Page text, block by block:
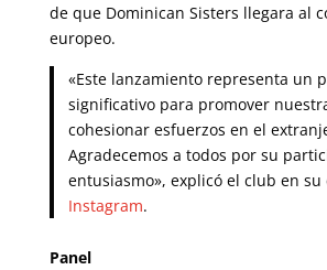
de que Dominican Sisters llegara al
europeo.
«Este lanzamiento representa un
significativo para promover
cohesionar esfuerzos en el
Agradecemos a todos por su
entusiasmo», explicó el club en su
Instagram.
Panel